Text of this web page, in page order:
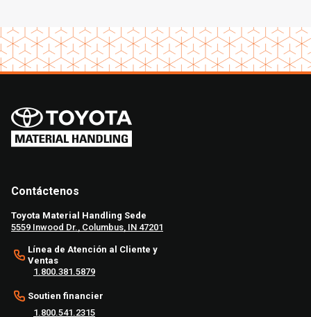
Contáctenos
Toyota Material Handling Sede
5559 Inwood Dr., Columbus, IN 47201
Línea de Atención al Cliente y
Ventas
1.800.381.5879
Soutien financier
1.800.541.2315